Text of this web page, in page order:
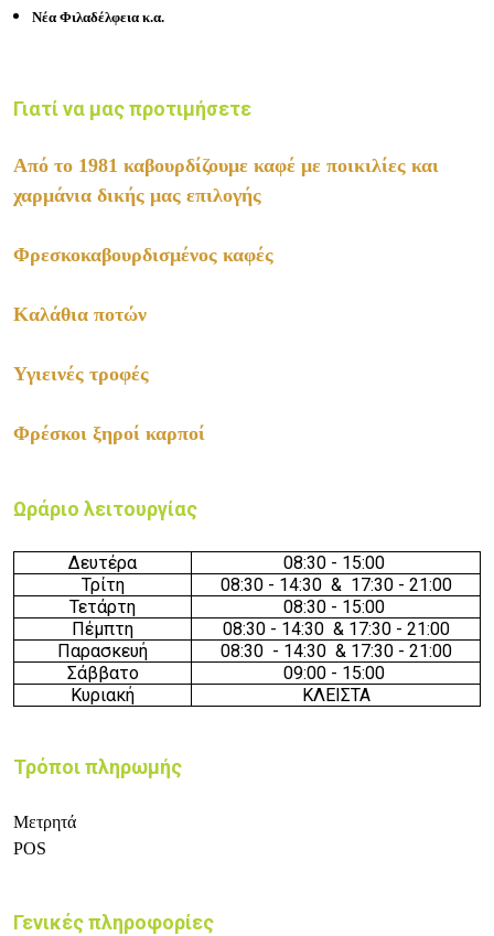
Νέα Φιλαδέλφεια κ.α.
Γιατί να μας προτιμήσετε
Από το 1981 καβουρδίζουμε καφέ με ποικιλίες και
χαρμάνια δικής μας επιλογής
Φρεσκοκαβουρδισμένος καφές
Καλάθια ποτών
Υγιεινές τροφές
Φρέσκοι ξηροί καρποί
Ωράριο λειτουργίας
Δευτέρα
08:30 - 15:00
Τρίτη
08:30- 14:30& 17:30 - 21:00
Τετάρτη
08:30 - 15:00
Πέμπτη
08:30- 14:30& 17:30 - 21:00
Παρασκευή
08:30- 14:30& 17:30 - 21:00
Σάββατο
09:00 - 15:00
Κυριακή
ΚΛΕΙΣΤΑ
Τρόποι πληρωμής
Μετρητά
POS
Γενικές πληροφορίες